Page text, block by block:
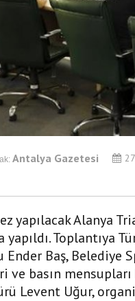
Antalya Gazetesi
yapılacak Alanya
yapıldı. Toplantıya
Ender Baş, Belediye
basın mensupları
Levent Uğur,